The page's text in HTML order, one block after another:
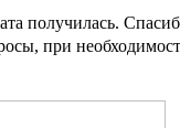
получилась.
при